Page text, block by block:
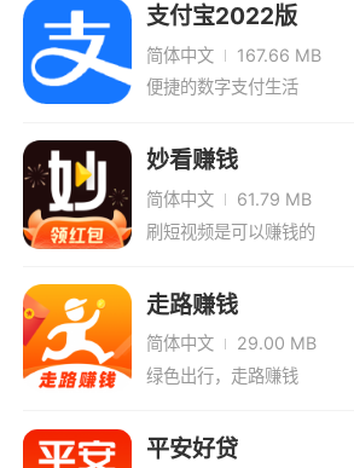
支付宝2022版
简体中文
167.66 MB
便捷的数字支付生活
妙看赚钱
简体中文
61.79 MB
刷短视频是可以赚钱的
走路赚钱
简体中文
29.00 MB
绿色出行，走路赚钱
平安好贷